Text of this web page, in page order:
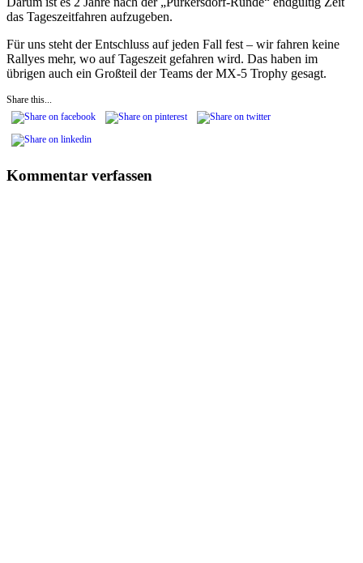
das Tageszeitfahren aufzugeben.
Für uns steht der Entschluss auf jeden Fall fest – wir fahren keine
Rallyes mehr, wo auf Tageszeit gefahren wird. Das haben im
übrigen auch ein Großteil der Teams der MX-5 Trophy gesagt.
Share this...
Kommentar verfassen